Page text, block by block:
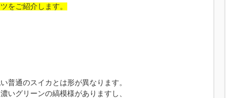
をご紹介します。
普通のスイカとは形が異なります。
いグリーンの縞模様がありますし、